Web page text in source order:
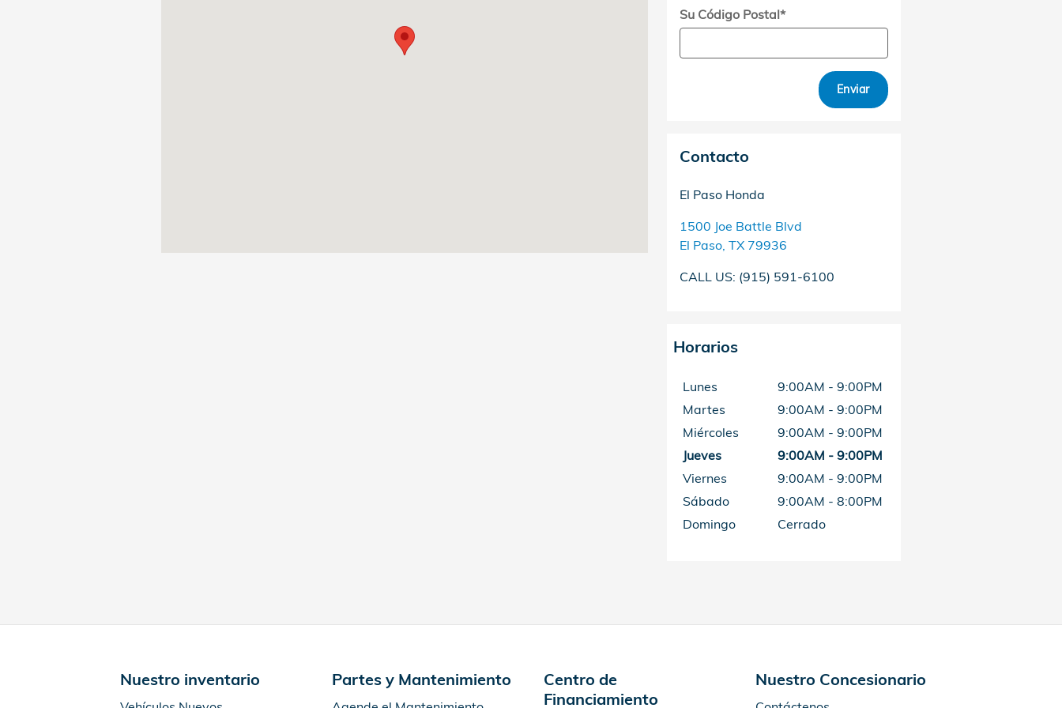
Su Código Postal*
Enviar
Contacto
El Paso Honda
1500 Joe Battle Blvd
El Paso, TX 79936
CALL US: (915) 591-6100
Horarios
Lunes
9:00AM - 9:00PM
Martes
9:00AM - 9:00PM
Miércoles
9:00AM - 9:00PM
Jueves
9:00AM - 9:00PM
Viernes
9:00AM - 9:00PM
Sábado
9:00AM - 8:00PM
Domingo
Cerrado
Nuestro inventario Partes y Mantenimiento
Centro de
Financiamiento
Nuestro Concesionario